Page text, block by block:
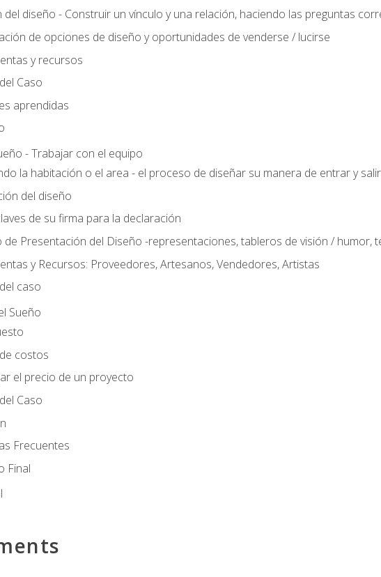
del diseño - Construir un vínculo y una relación, haciendo las preguntas
de opciones de diseño y oportunidades de venderse / lucirse
y recursos
Caso
aprendidas
- Trabajar con el equipo
la habitación o el area - el proceso de diseñar su manera de entrar y
del diseño
de su firma para la declaración
de Presentación del Diseño -representaciones, tableros de visión / humor,
y Recursos: Proveedores, Artesanos, Vendedores, Artistas
caso
Sueño
costos
el precio de un proyecto
Caso
Frecuentes
Final